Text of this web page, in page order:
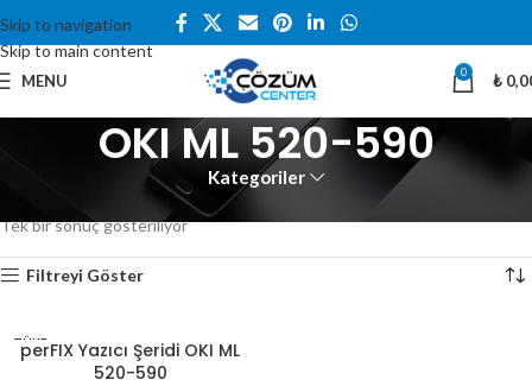
Skip to navigation
Skip to main content
MENU 0 ₺
OKI ML 520-590
Kategoriler
Ürünler “OKI ML 520-590” olarak etiketlendi
Tek bir sonuç gösteriliyor
Filtreyi Göster
TÜKE
NDI
perFIX Yazıcı Şeridi OKI ML
520-590